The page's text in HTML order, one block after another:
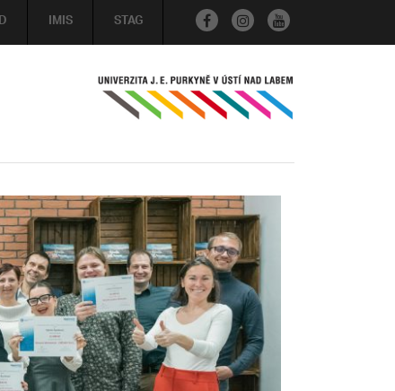
IMIS STAG